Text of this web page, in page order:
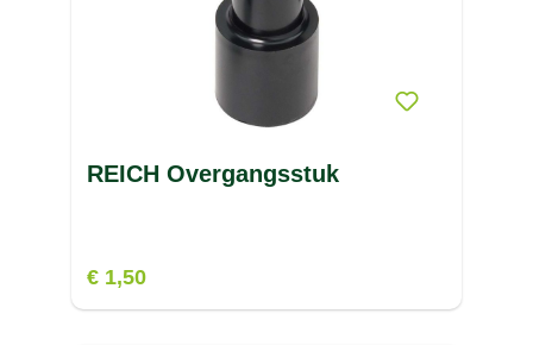
REICH Overgangsstuk
€ 1,50